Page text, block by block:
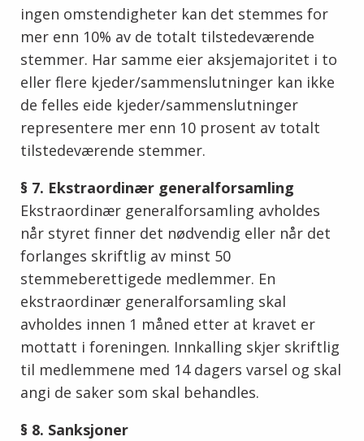
ingen omstendigheter kan det stemmes for
mer enn 10% av de totalt tilstedeværende
stemmer. Har samme eier aksjemajoritet i to
eller flere kjeder/sammenslutninger kan ikke
de felles eide kjeder/sammenslutninger
representere mer enn 10 prosent av totalt
tilstedeværende stemmer.
§ 7. Ekstraordinær generalforsamling
Ekstraordinær generalforsamling avholdes
når styret finner det nødvendig eller når det
forlanges skriftlig av minst 50
stemmeberettigede medlemmer. En
ekstraordinær generalforsamling skal
avholdes innen 1 måned etter at kravet er
mottatt i foreningen. Innkalling skjer skriftlig
til medlemmene med 14 dagers varsel og skal
angi de saker som skal behandles.
§ 8. Sanksjoner